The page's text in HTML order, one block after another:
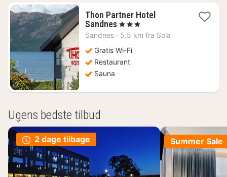
Thon Partner Hotel
Sandnes1
nat
732
kr.
, 3 Stjerner
Sandnes · 5.5 km fra Sola
Gratis Wi-Fi
Restaurant
Sauna
Ugens bedste tilbud
2 dage tilbage Summer Sale